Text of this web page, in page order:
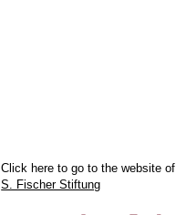
Click here to go to the website of
S. Fischer Stiftung